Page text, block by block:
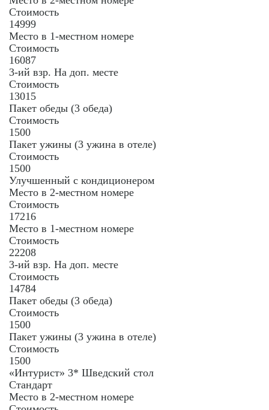
Стоимость
14999
Место в 1-местном номере
Стоимость
16087
3-ий взр. На доп. месте
Стоимость
13015
Пакет обеды (3 обеда)
Стоимость
1500
Пакет ужины (3 ужина в отеле)
Стоимость
1500
Улучшенный с кондиционером
Место в 2-местном номере
Стоимость
17216
Место в 1-местном номере
Стоимость
22208
3-ий взр. На доп. месте
Стоимость
14784
Пакет обеды (3 обеда)
Стоимость
1500
Пакет ужины (3 ужина в отеле)
Стоимость
1500
«Интурист» 3* Шведский стол
Стандарт
Место в 2-местном номере